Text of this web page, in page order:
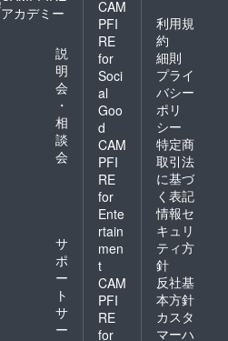
アカデミー
説
明
会
・
相
談
会
サ
ポ
ー
ト
サ
ー
CAM
PFI
RE
for
Soci
al
Goo
d
CAM
PFI
RE
for
Ente
rtain
men
t
CAM
PFI
RE
for
利用規
約
細則
プライ
バシー
ポリ
シー
特定商
取引法
に基づ
く表記
情報セ
キュリ
ティ方
針
反社基
本方針
カスタ
マーハ